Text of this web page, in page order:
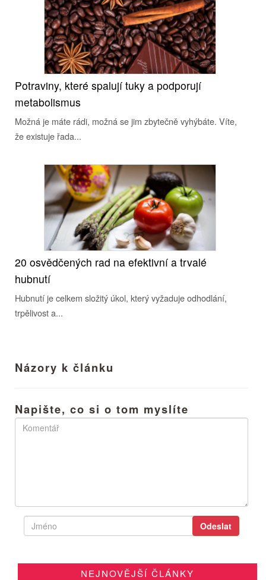
Potraviny, které spalují tuky a podporují
metabolismus
Možná je máte rádi, možná se jim zbytečně vyhýbáte. Víte,
že existuje řada...
20 osvědčených rad na efektivní a trvalé
hubnutí
Hubnutí je celkem složitý úkol, který vyžaduje odhodlání,
trpělivost a...
Názory k článku
Napište, co si o tom myslíte
NEJNOVĚJŠÍ ČLÁNKY